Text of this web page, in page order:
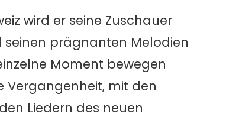
wird er seine Zuschauer
seinen prägnanten Melodien
Moment bewegen
Vergangenheit, mit den
Liedern des neuen